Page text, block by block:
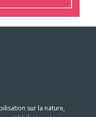
sur la nature,